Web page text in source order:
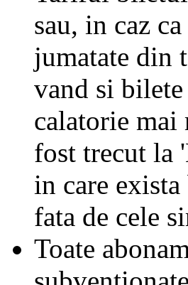
sau, in caz
jumatate din
vand si
calatorie mai
fost trecut la
in care
fata de cele
Toate